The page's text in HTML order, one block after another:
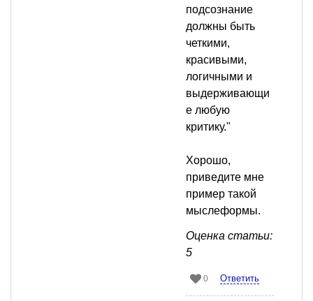
подсознание
должны быть
четкими,
красивыми,
логичными и
выдерживающи
е любую
критику."
Хорошо,
приведите мне
пример такой
мыслеформы.
Оценка статьи:
5
0 Ответить